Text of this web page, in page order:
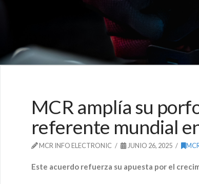
MCR amplía su
referente mundial
MCR INFO ELECTRONIC JUNIO 26, 2025
Este acuerdo refuerza su apuesta por el